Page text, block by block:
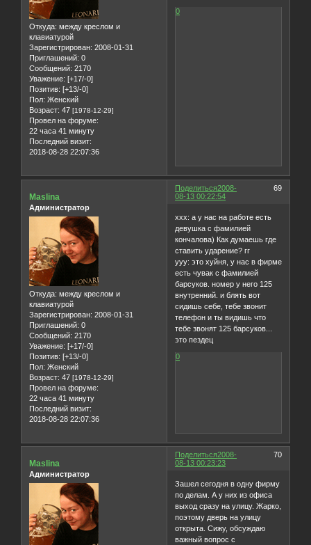
Откуда: между креслом и
клавиатурой
Зарегистрирован: 2008-01-31
Приглашений: 0
Сообщений: 2170
Уважение: [+17/-0]
Позитив: [+13/-0]
Пол: Женский
Возраст: 47 [1978-12-29]
Провел на форуме:
22 часа 41 минуту
Последний визит:
2018-08-28 22:07:36
0
Поделиться 69
2008-
08-13 00:22:54
Maslina
Администратор
Откуда: между креслом и
клавиатурой
Зарегистрирован: 2008-01-31
Приглашений: 0
Сообщений: 2170
Уважение: [+17/-0]
Позитив: [+13/-0]
Пол: Женский
Возраст: 47 [1978-12-29]
Провел на форуме:
22 часа 41 минуту
Последний визит:
2018-08-28 22:07:36
ххх: а у нас на работе есть
девушка с фамилией
кончалова) Как думаешь где
ставить ударение? гг
ууу: это хуйня, у нас в фирме
есть чувак с фамилией
барсуков. номер у него 125
внутренний. и блять вот
сидишь себе, тебе звонит
телефон и ты видишь что
тебе звонят 125 барсуков...
это пездец
0
Поделиться 70
2008-
08-13 00:23:23
Maslina
Администратор
Зашел сегодня в одну фирму
по делам. А у них из офиса
выход сразу на улицу. Жарко,
поэтому дверь на улицу
открыта. Сижу, обсуждаю
важный вопрос с